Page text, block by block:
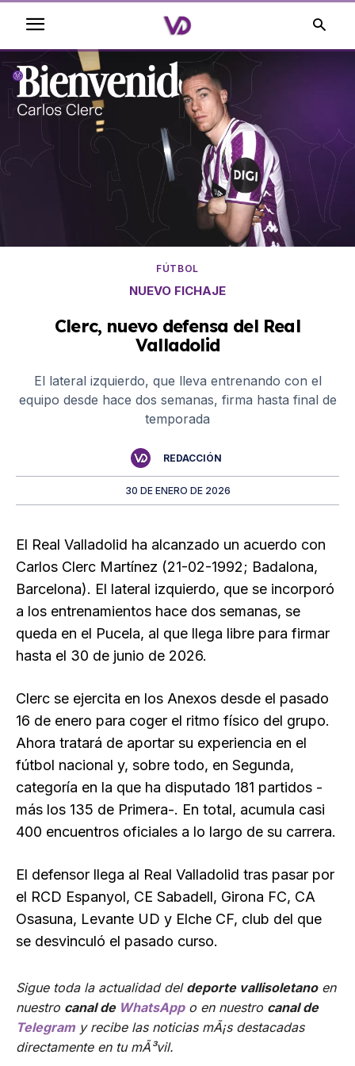
FÚTBOL
NUEVO FICHAJE
Clerc, nuevo defensa del Real
Valladolid
El lateral izquierdo, que lleva entrenando con el
equipo desde hace dos semanas, firma hasta final de
temporada
REDACCIÓN
30 DE ENERO DE 2026
El Real Valladolid ha alcanzado un acuerdo con
Carlos Clerc Martínez (21-02-1992; Badalona,
Barcelona). El lateral izquierdo, que se incorporó
a los entrenamientos hace dos semanas, se
queda en el Pucela, al que llega libre para firmar
hasta el 30 de junio de 2026.
Clerc se ejercita en los Anexos desde el pasado
16 de enero para coger el ritmo físico del grupo.
Ahora tratará de aportar su experiencia en el
fútbol nacional y, sobre todo, en Segunda,
categoría en la que ha disputado 181 partidos -
más los 135 de Primera-. En total, acumula casi
400 encuentros oficiales a lo largo de su carrera.
El defensor llega al Real Valladolid tras pasar por
el RCD Espanyol, CE Sabadell, Girona FC, CA
Osasuna, Levante UD y Elche CF, club del que
se desvinculó el pasado curso.
Sigue toda la actualidad del deporte vallisoletanoen
nuestro canal de WhatsAppo en nuestro canal de
Telegramy recibe las noticias mÃ¡s destacadas
directamente en tu mÃ³vil.